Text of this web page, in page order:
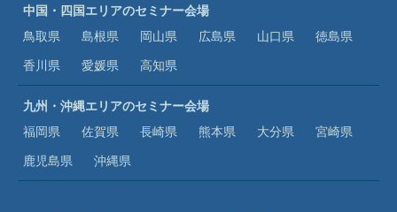
中国・四国エリアのセミナー会場
鳥取県
島根県 岡山県 広島県 山口県
徳島県
香川県
愛媛県 高知県
九州・沖縄エリアのセミナー会場
福岡県
佐賀県 長崎県 熊本県 大分県
宮崎県
鹿児島県
沖縄県